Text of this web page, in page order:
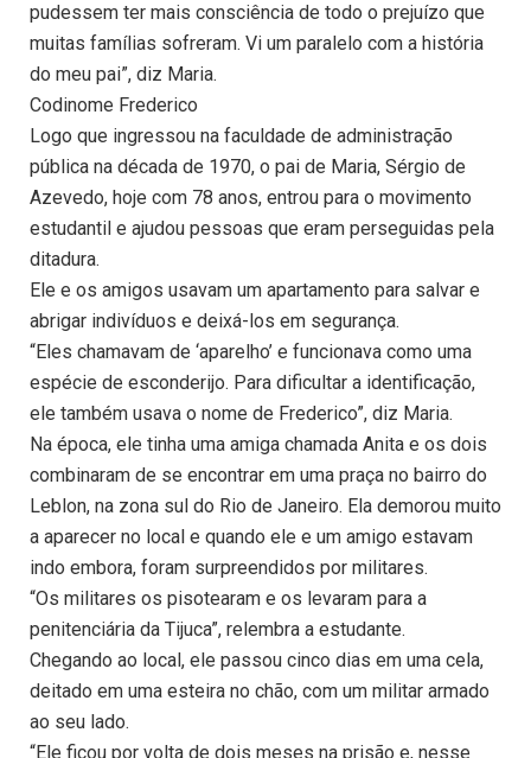
pudessem ter mais consciência de todo o prejuízo que
muitas famílias sofreram. Vi um paralelo com a história
do meu pai”, diz Maria.
Codinome Frederico
Logo que ingressou na faculdade de administração
pública na década de 1970, o pai de Maria, Sérgio de
Azevedo, hoje com 78 anos, entrou para o movimento
estudantil e ajudou pessoas que eram perseguidas pela
ditadura.
Ele e os amigos usavam um apartamento para salvar e
abrigar indivíduos e deixá-los em segurança.
“Eles chamavam de ‘aparelho’ e funcionava como uma
espécie de esconderijo. Para dificultar a identificação,
ele também usava o nome de Frederico”, diz Maria.
Na época, ele tinha uma amiga chamada Anita e os dois
combinaram de se encontrar em uma praça no bairro do
Leblon, na zona sul do Rio de Janeiro. Ela demorou muito
a aparecer no local e quando ele e um amigo estavam
indo embora, foram surpreendidos por militares.
“Os militares os pisotearam e os levaram para a
penitenciária da Tijuca”, relembra a estudante.
Chegando ao local, ele passou cinco dias em uma cela,
deitado em uma esteira no chão, com um militar armado
ao seu lado.
“Ele ficou por volta de dois meses na prisão e, nesse